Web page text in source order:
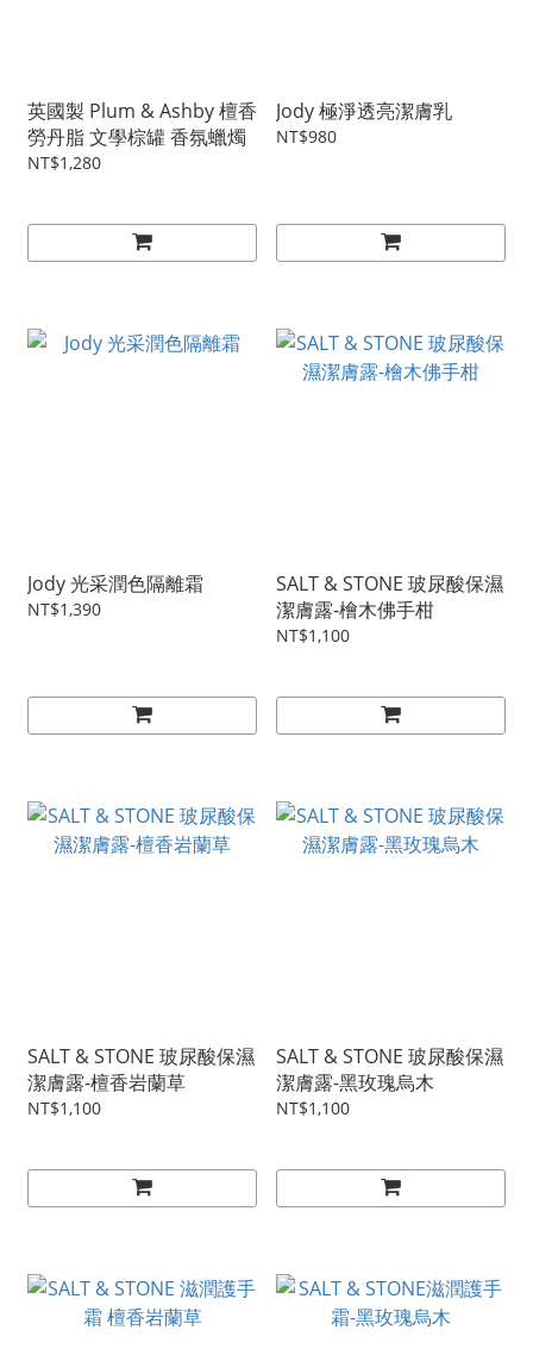
英國製 Plum & Ashby 檀香
勞丹脂 文學棕罐 香氛蠟燭
NT$1,280
Jody 極淨透亮潔膚乳
NT$980
Jody 光采潤色隔離霜
NT$1,390
SALT & STONE 玻尿酸保濕
潔膚露-檜木佛手柑
NT$1,100
SALT & STONE 玻尿酸保濕
潔膚露-檀香岩蘭草
NT$1,100
SALT & STONE 玻尿酸保濕
潔膚露-黑玫瑰烏木
NT$1,100